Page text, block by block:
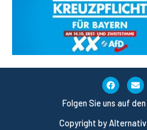
Copyright by
Folgen Sie uns auf